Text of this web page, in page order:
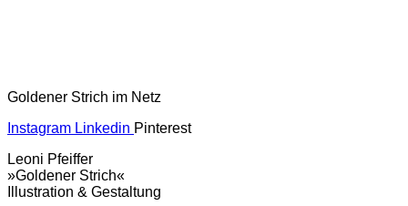
Goldener Strich im Netz
Instagram Linkedin Pinterest
Leoni Pfeiffer
»Goldener Strich«
Illustration & Gestaltung